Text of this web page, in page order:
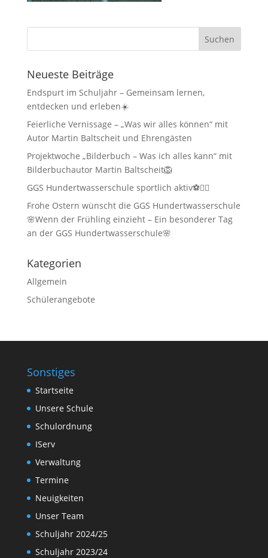
Neueste Beiträge
Endspurt im Schuljahr – Gemeinsam lernen,
entdecken und erleben☀️
Feierliche Vernissage – „Was wir alles können“ mit
Autor Martin Baltscheit und Ehrengästen
Projektwoche „Bilderbuch – Was ich alles kann“ mit
Bilderbuchautor Martin Baltscheit🦁
GGS Hundertwasserschule sportlich aktiv⚽🏃‍♂️
Frohe Ostern wünscht die GGS Hundertwasserschule
🌸Wenn der Frühling einzieht – Ein besonderer Tag
an der GGS Hundertwasserschule🌸
Kategorien
Allgemein
Schülerangebote
Sonstiges
Startseite
Unsere Schule
Schulordnung
IServ
Verwaltung
Termine
Neuigkeiten
Unser Team
Schuljahr 2024/25
Schuljahr 2023/24